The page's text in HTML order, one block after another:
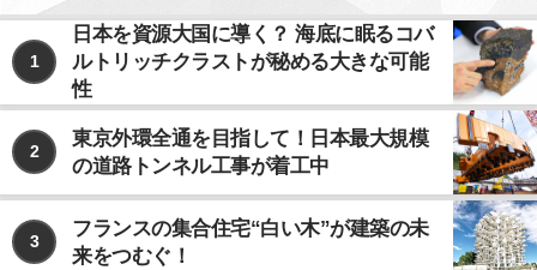
1
日本を資源大国に導く？ 海底に眠るコバ
ルトリッチクラストが秘める大きな可能
性
2
東京外環全通を目指して！日本最大規模
の道路トンネル工事が着工中
3
フランスの集合住宅“白い木”が建築の未
来をつむぐ！